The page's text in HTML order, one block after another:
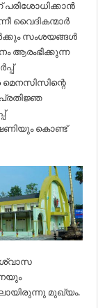
വൈദികന്മാർ
സംശയങ്ങൾ
ആരംഭിക്കുന്ന
മെനസിസിന്റെ
കൊണ്ട്
മുഖ്യം.